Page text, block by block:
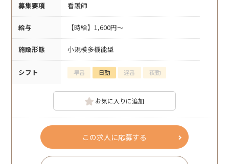
募集要項 看護師
給与 【時給】1,600円～
施設形態 小規模多機能型
シフト 早番 日勤 遅番 夜勤
お気に入りに追加
この求人に応募する